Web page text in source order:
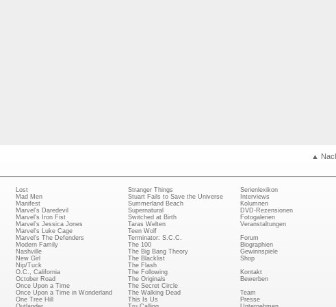
▲
Lost
Mad Men
Manifest
Marvel's Daredevil
Marvel's Iron Fist
Marvel's Jessica Jones
Marvel's Luke Cage
Marvel's The Defenders
Modern Family
Nashville
New Girl
Nip/Tuck
O.C., California
October Road
Once Upon a Time
Once Upon a Time in Wonderland
One Tree Hill
Stranger Things
Stuart Fails to Save the Universe
Summerland Beach
Supernatural
Switched at Birth
Taras Welten
Teen Wolf
Terminator: S.C.C.
The 100
The Big Bang Theory
The Blacklist
The Flash
The Following
The Originals
The Secret Circle
The Walking Dead
This Is Us
Serienlexikon
Interviews
Kolumnen
DVD-Rezensionen
Fotogalerien
Veranstaltungen
Forum
Biographien
Gewinnspiele
Shop
Kontakt
Bewerben
Team
Presse